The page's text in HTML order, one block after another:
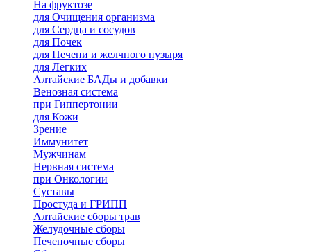
На фруктозе
для Очищения организма
для Сердца и сосудов
для Почек
для Печени и желчного пузыря
для Легких
Алтайские БАДы и добавки
Венозная система
при Гиппертонии
для Кожи
Зрение
Иммунитет
Мужчинам
Нервная система
при Онкологии
Суставы
Простуда и ГРИПП
Алтайские сборы трав
Желудочные сборы
Печеночные сборы